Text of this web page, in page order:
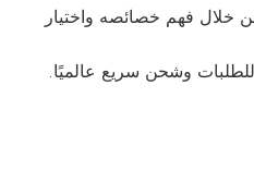
خلال فهم خصائصه واختيار
وشحن سريع عالميًا.